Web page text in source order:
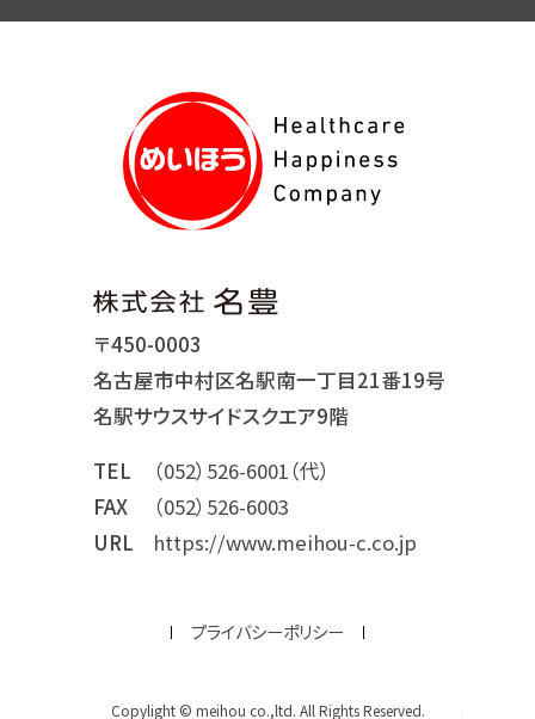
〒450-0003
名古屋市中村区名駅南一丁目21番19号
名駅サウスサイドスクエア9階
TEL
（052）526-6001（代）
FAX
（052）526-6003
URL
https://www.meihou-c.co.jp
プライバシーポリシー
Copylight © meihou co.,ltd. All Rights Reserved.